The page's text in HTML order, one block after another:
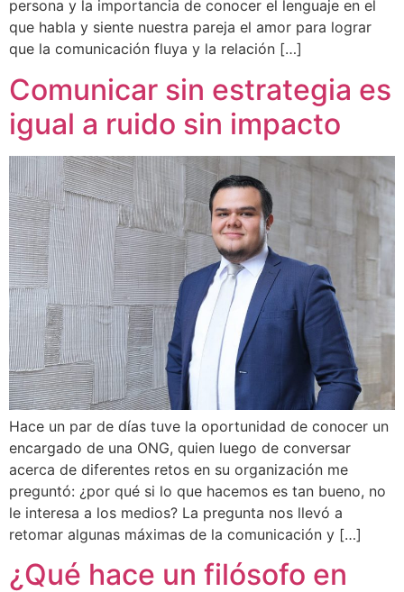
persona y la importancia de conocer el lenguaje en el
que habla y siente nuestra pareja el amor para lograr
que la comunicación fluya y la relación […]
Comunicar sin estrategia es
igual a ruido sin impacto
Hace un par de días tuve la oportunidad de conocer un
encargado de una ONG, quien luego de conversar
acerca de diferentes retos en su organización me
preguntó: ¿por qué si lo que hacemos es tan bueno, no
le interesa a los medios? La pregunta nos llevó a
retomar algunas máximas de la comunicación y […]
¿Qué hace un filósofo en